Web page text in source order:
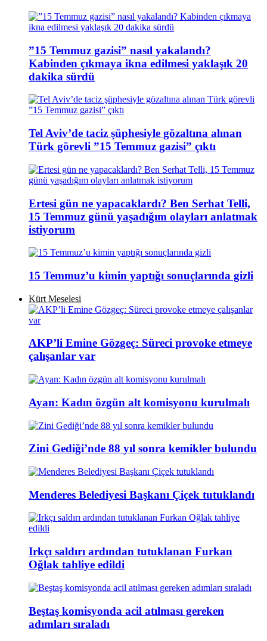
”15 Temmuz gazisi” nasıl yakalandı?
Kabinden çıkmaya ikna edilmesi yaklaşık 20
dakika sürdü
Tel Aviv’de taciz şüphesiyle gözaltına alınan
Türk görevli ”15 Temmuz gazisi” çıktı
Ertesi gün ne yapacaklardı? Ben Serhat Telli,
15 Temmuz günü yaşadığım olayları anlatmak
istiyorum
15 Temmuz’u kimin yaptığı sonuçlarında gizli
Kürt Meselesi
AKP’li Emine Gözgeç: Süreci provoke etmeye
çalışanlar var
Ayan: Kadın özgün alt komisyonu kurulmalı
Zini Gediği’nde 88 yıl sonra kemikler bulundu
Menderes Belediyesi Başkanı Çiçek tutuklandı
Irkçı saldırı ardından tutuklanan Furkan
Oğlak tahliye edildi
Beştaş komisyonda acil atılması gereken
adımları sıraladı